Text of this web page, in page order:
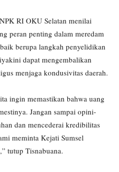
RI OKU Selatan menilai
peran penting dalam meredam
berupa langkah penyelidikan
dapat mengembalikan
menjaga kondusivitas daerah.
ingin memastikan bahwa uang
Jangan sampai opini-
dan mencederai kredibilitas
meminta Kejati Sumsel
tutup Tisnabuana.